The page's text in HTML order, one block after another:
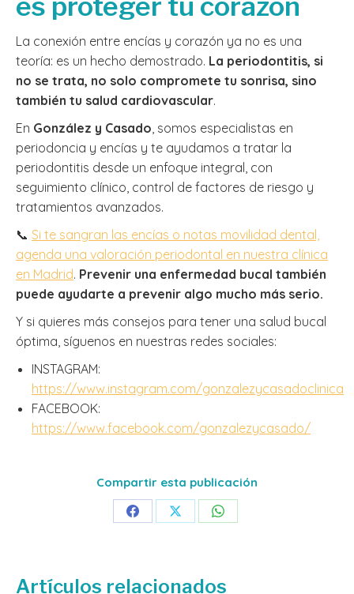
La conexión entre encías y corazón ya no es una
teoría: es un hecho demostrado. La periodontitis, si
no se trata, no solo compromete tu sonrisa, sino
también tu salud cardiovascular.
En González y Casado, somos especialistas en
periodoncia y encías y te ayudamos a tratar la
periodontitis desde un enfoque integral, con
seguimiento clínico, control de factores de riesgo y
tratamientos avanzados.
📞 Si te sangran las encías o notas movilidad dental,
agenda una valoración periodontal en nuestra clínica
en Madrid. Prevenir una enfermedad bucal también
puede ayudarte a prevenir algo mucho más serio.
Y si quieres más consejos para tener una salud bucal
óptima, síguenos en nuestras redes sociales:
INSTAGRAM:
https://www.instagram.com/gonzalezycasadoclinica
FACEBOOK:
https://www.facebook.com/gonzalezycasado/
Compartir esta publicación
Share Share Share
Artículos relacionados